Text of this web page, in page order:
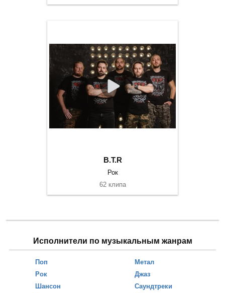
B.T.R
Рок
62 клипа
Исполнители по музыкальным жанрам
Поп
Рок
Шансон
Метал
Джаз
Саундтреки